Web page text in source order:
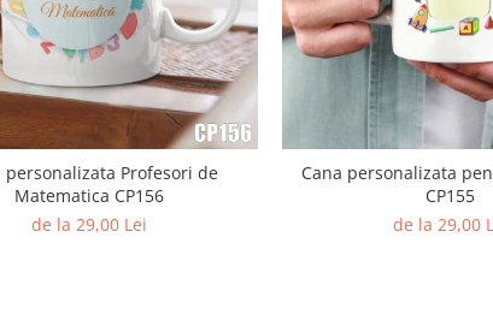
personalizata Profesori de
Matematica CP156
de la 29,00 Lei
Cana personalizata
CP155
de la 29,00